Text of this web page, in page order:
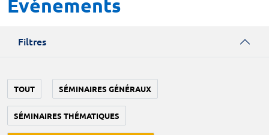
Événements
Filtres
TOUT SÉMINAIRES GÉNÉRAUX
SÉMINAIRES THÉMATIQUES